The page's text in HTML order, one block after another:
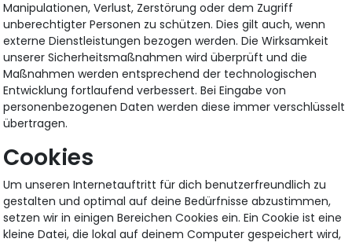
Manipulationen, Verlust, Zerstörung oder dem Zugriff
unberechtigter Personen zu schützen. Dies gilt auch, wenn
externe Dienstleistungen bezogen werden. Die Wirksamkeit
unserer Sicherheitsmaßnahmen wird überprüft und die
Maßnahmen werden entsprechend der technologischen
Entwicklung fortlaufend verbessert. Bei Eingabe von
personenbezogenen Daten werden diese immer verschlüsselt
übertragen.
Cookies
Um unseren Internetauftritt für dich benutzerfreundlich zu
gestalten und optimal auf deine Bedürfnisse abzustimmen,
setzen wir in einigen Bereichen Cookies ein. Ein Cookie ist eine
kleine Datei, die lokal auf deinem Computer gespeichert wird,